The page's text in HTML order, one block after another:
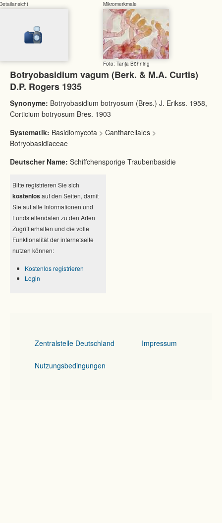
Mikromerkmale
Foto: Tanja Böhning
Botryobasidium vagum (Berk. & M.A. Curtis)
D.P. Rogers 1935
Synonyme: Botryobasidium botryosum (Bres.) J. Erikss. 1958,
Corticium botryosum Bres. 1903
Systematik: Basidiomycota > Cantharellales >
Botryobasidiaceae
Deutscher Name: Schiffchensporige Traubenbasidie
Bitte registrieren Sie sich
kostenlos auf den Seiten, damit
Sie auf alle Informationen und
Fundstellendaten zu den Arten
Zugriff erhalten und die volle
Funktionalität der internetseite
nutzen können:
Kostenlos registrieren
Login
Zentralstelle Deutschland Impressum
Nutzungsbedingungen